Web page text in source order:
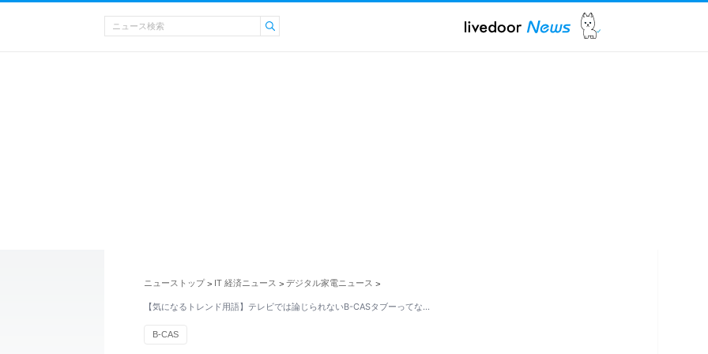
ニューストップ > IT 経済ニュース > デジタル家電ニュース >
【気になるトレンド用語】テレビでは論じられないB-CASタブーってな…
B-CAS